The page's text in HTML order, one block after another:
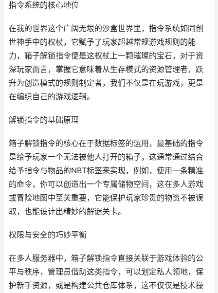
指令系统的核心地位
在我的世界这个广阔无垠的沙盒世界里，指令系统如同创
世神手中的权杖，它赋予了玩家超越常规游戏规则的能
力，箱子解锁指令便是这权杖上一颗璀璨的宝石，对于资
深玩家而言，掌握它意味着从生存模式的资源管理者，跃
升为创造模式的规则制定者，我们不仅是在玩游戏，更是
在编织自己的游戏逻辑。
解锁指令的基础原理
箱子解锁指令的核心在于数据标签的运用，最基础的指令
是给予玩家一个无法被他人打开的箱子，这通常通过结合
给予指令与物品的NBT标签来实现，例如，使用一条精准
的命令，你可以创造出一个专属储物空间，这在多人游戏
或冒险地图中至关重要，它能保护玩家珍贵的物资不被误
取，也能设计出精妙的解谜关卡。
权限与安全的巧妙平衡
在多人服务器中，箱子解锁指令直接关联于游戏体验的公
平与秩序，管理员借助这类指令，可以划定私人领地，保
护新手资源，或是构建公共仓库体系，这不仅仅是技术操